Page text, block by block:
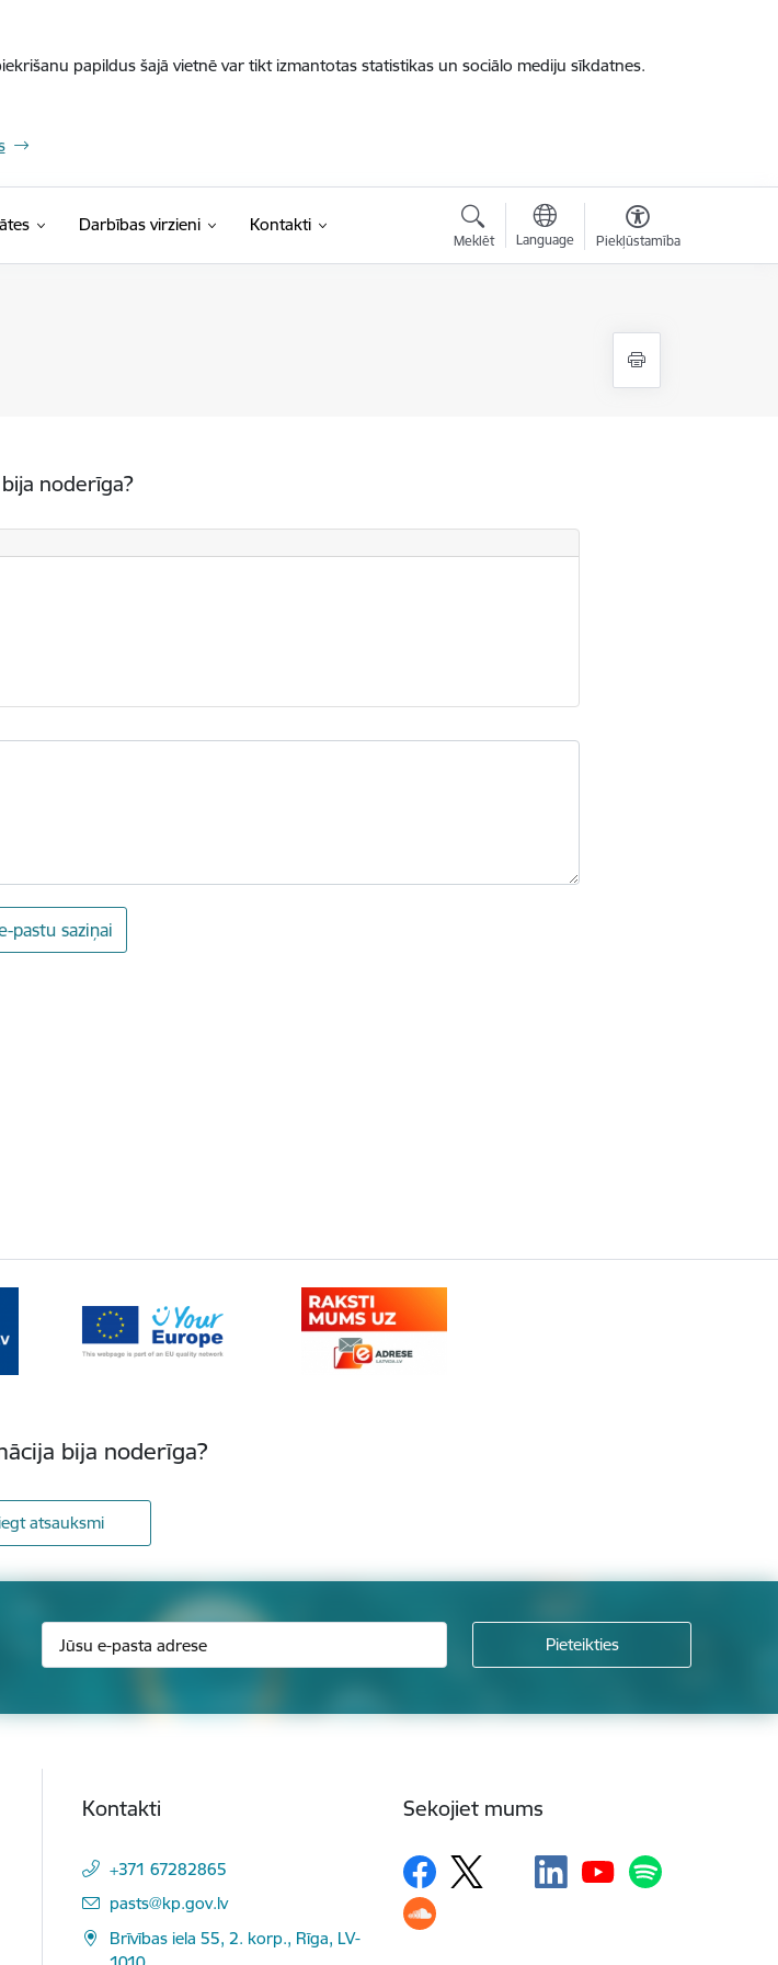
papildus šajā vietnē var tikt izmantotas statistikas un sociālo mediju sīkdatnes.
Darbības virzieni Kontakti
Meklēt Language Piekļūstamība
noderīga?
pastu saziņai
bija noderīga?
atsauksmi
Kontakti
+371 67282865
E-pasts:
pasts@kp.gov.lv
Brīvības iela 55, 2. korp., Rīga, LV-
Sekojiet mums